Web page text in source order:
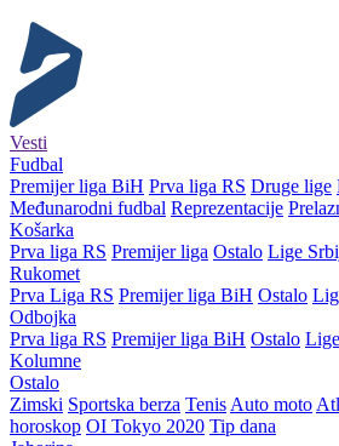
Vesti
Fudbal
Premijer liga BiH Prva liga RS Druge lige
Međunarodni fudbal Reprezentacije
Košarka
Prva liga RS Premijer liga Ostalo Lige
Rukomet
Prva Liga RS Premijer liga BiH Ostalo
Odbojka
Prva liga RS Premijer liga BiH Ostalo
Kolumne
Ostalo
Zimski Sportska berza Tenis Auto moto
horoskop OI Tokyo 2020 Tip dana